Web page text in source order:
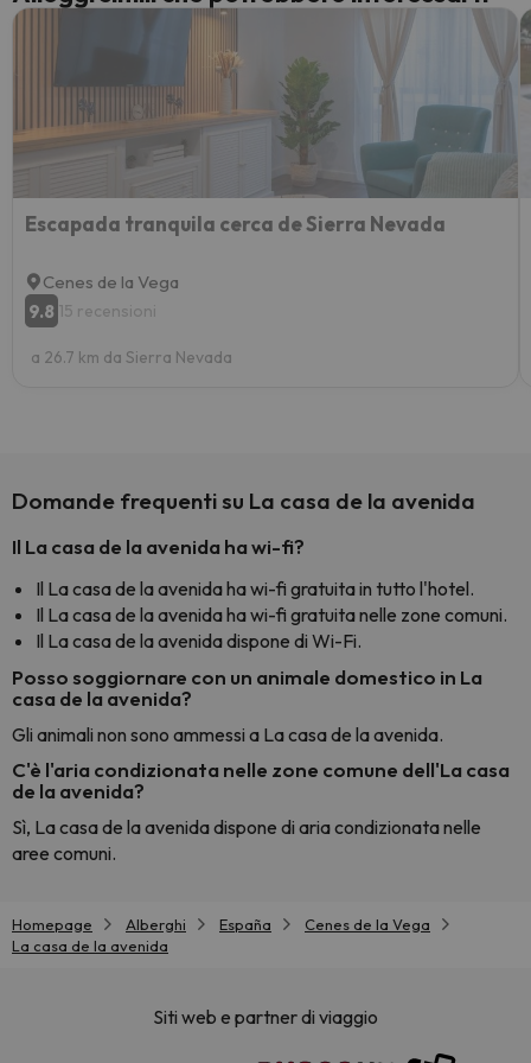
Escapada tranquila cerca de Sierra Nevada
Cenes de la Vega
9.8 15 recensioni
a 26.7 km da Sierra Nevada
Domande frequenti su La casa de la avenida
Il La casa de la avenida ha wi-fi?
Il La casa de la avenida ha wi-fi gratuita in tutto l'hotel.
Il La casa de la avenida ha wi-fi gratuita nelle zone comuni.
Il La casa de la avenida dispone di Wi-Fi.
Posso soggiornare con un animale domestico in La
casa de la avenida?
Gli animali non sono ammessi a La casa de la avenida.
C'è l'aria condizionata nelle zone comune dell'La casa
de la avenida?
Sì, La casa de la avenida dispone di aria condizionata nelle
aree comuni.
Homepage Alberghi España
Cenes de la Vega
La casa de la avenida
Siti web e partner di viaggio